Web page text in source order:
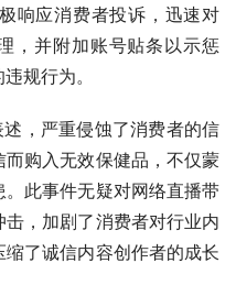
响应消费者投诉，迅速对
，并附加账号贴条以示惩
规行为。
，严重侵蚀了消费者的信
购入无效保健品，不仅蒙
此事件无疑对网络直播带
，加剧了消费者对行业内
了诚信内容创作者的成长